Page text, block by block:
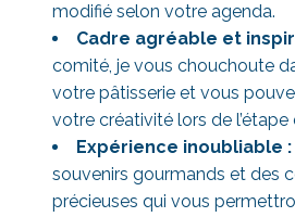
modifié selon votre agenda.
Cadre agréable et
comité, je vous chouchoute
votre pâtisserie et vous
votre créativité lors de
Expérience inoubliable :
souvenirs gourmands et des
précieuses qui vous